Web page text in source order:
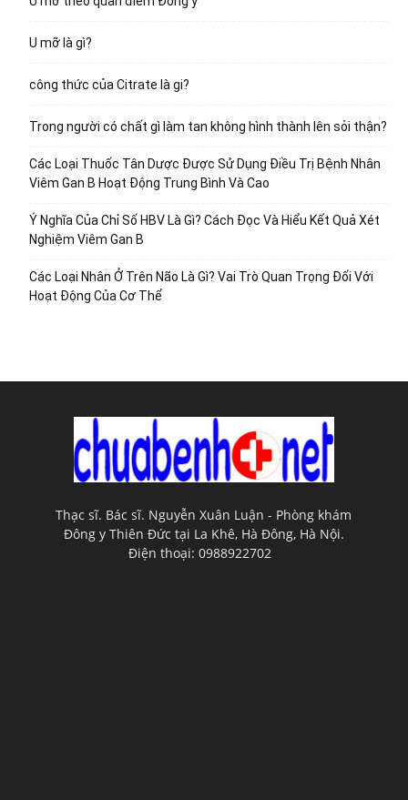
U mỡ là gì?
công thức của Citrate là gi?
Trong người có chất gì làm tan không hình thành lên sỏi thận?
Các Loại Thuốc Tân Dược Được Sử Dụng Điều Trị Bệnh Nhân
Viêm Gan B Hoạt Động Trung Bình Và Cao
Ý Nghĩa Của Chỉ Số HBV Là Gì? Cách Đọc Và Hiểu Kết Quả Xét
Nghiệm Viêm Gan B
Các Loại Nhân Ở Trên Não Là Gì? Vai Trò Quan Trọng Đối Với
Hoạt Động Của Cơ Thể
Thạc sĩ. Bác sĩ. Nguyễn Xuân Luận - Phòng khám
Đông y Thiên Đức tại La Khê, Hà Đông, Hà Nội.
Điện thoại: 0988922702